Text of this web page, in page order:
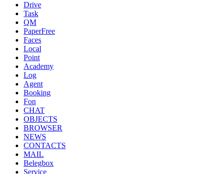
Drive
Task
QM
PaperFree
Faces
Local
Point
Academy
Log
Agent
Booking
Fon
CHAT
OBJECTS
BROWSER
NEWS
CONTACTS
MAIL
Belegbox
Service